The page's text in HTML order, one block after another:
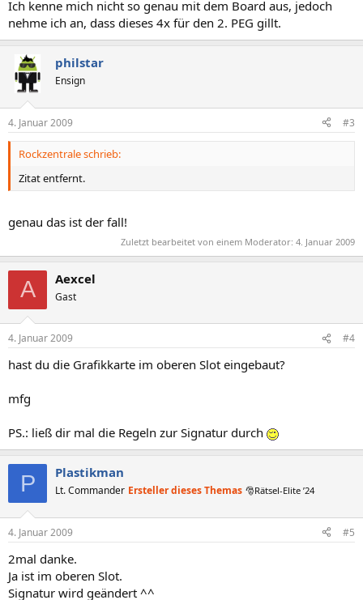
Ich kenne mich nicht so genau mit dem Board aus, jedoch
nehme ich an, dass dieses 4x für den 2. PEG gillt.
philstar
Ensign
4. Januar 2009 #3
Rockzentrale schrieb:
Zitat entfernt.
genau das ist der fall!
Zuletzt bearbeitet von einem Moderator: 4. Januar 2009
A Aexcel
Gast
4. Januar 2009 #4
hast du die Grafikkarte im oberen Slot eingebaut?
mfg
PS.: ließ dir mal die Regeln zur Signatur durch
P Plastikman
Lt. Commander Ersteller dieses Themas 🎅Rätsel-Elite ’24
4. Januar 2009 #5
2mal danke.
Ja ist im oberen Slot.
Signatur wird geändert ^^